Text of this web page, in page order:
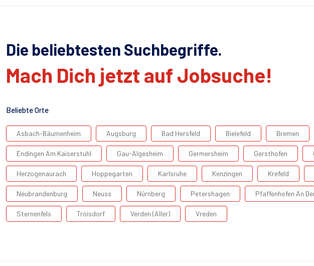
Die beliebtesten Suchbegriffe.
Mach Dich jetzt auf Jobsuche!
Beliebte Orte
Asbach-Bäumenheim Augsburg Bad Hersfeld Bielefeld Bremen
Endingen Am Kaiserstuhl Gau-Algesheim Germersheim Gersthofen
Herzogenaurach Hoppegarten Karlsruhe Kenzingen Krefeld
Neubrandenburg Neuss Nürnberg Petershagen Pfaffenhofen An
Sternenfels Troisdorf Verden (Aller) Vreden